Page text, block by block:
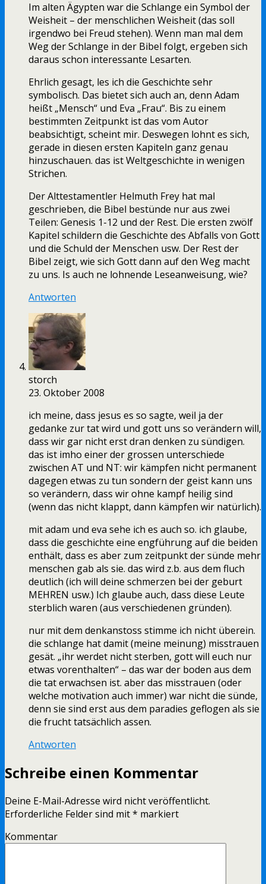
Im alten Ägypten war die Schlange ein Symbol der
Weisheit – der menschlichen Weisheit (das soll
irgendwo bei Freud stehen). Wenn man mal dem
Weg der Schlange in der Bibel folgt, ergeben sich
daraus schon interessante Lesarten.
Ehrlich gesagt, les ich die Geschichte sehr
symbolisch. Das bietet sich auch an, denn Adam
heißt „Mensch“ und Eva „Frau“. Bis zu einem
bestimmten Zeitpunkt ist das vom Autor
beabsichtigt, scheint mir. Deswegen lohnt es sich,
gerade in diesen ersten Kapiteln ganz genau
hinzuschauen. das ist Weltgeschichte in wenigen
Strichen.
Der Alttestamentler Helmuth Frey hat mal
geschrieben, die Bibel bestünde nur aus zwei
Teilen: Genesis 1-12 und der Rest. Die ersten zwölf
Kapitel schildern die Geschichte des Abfalls von Gott
und die Schuld der Menschen usw. Der Rest der
Bibel zeigt, wie sich Gott dann auf den Weg macht
zu uns. Is auch ne lohnende Leseanweisung, wie?
Antworten
storch
23. Oktober 2008
ich meine, dass jesus es so sagte, weil ja der
gedanke zur tat wird und gott uns so verändern will,
dass wir gar nicht erst dran denken zu sündigen.
das ist imho einer der grossen unterschiede
zwischen AT und NT: wir kämpfen nicht permanent
dagegen etwas zu tun sondern der geist kann uns
so verändern, dass wir ohne kampf heilig sind
(wenn das nicht klappt, dann kämpfen wir natürlich).
mit adam und eva sehe ich es auch so. ich glaube,
dass die geschichte eine engführung auf die beiden
enthält, dass es aber zum zeitpunkt der sünde mehr
menschen gab als sie. das wird z.b. aus dem fluch
deutlich (ich will deine schmerzen bei der geburt
MEHREN usw.) Ich glaube auch, dass diese Leute
sterblich waren (aus verschiedenen gründen).
nur mit dem denkanstoss stimme ich nicht überein.
die schlange hat damit (meine meinung) misstrauen
gesät. „ihr werdet nicht sterben, gott will euch nur
etwas vorenthalten“ – das war der boden aus dem
die tat erwachsen ist. aber das misstrauen (oder
welche motivation auch immer) war nicht die sünde,
denn sie sind erst aus dem paradies geflogen als sie
die frucht tatsächlich assen.
Antworten
Schreibe einen Kommentar
Deine E-Mail-Adresse wird nicht veröffentlicht.
Erforderliche Felder sind mit* markiert
Kommentar